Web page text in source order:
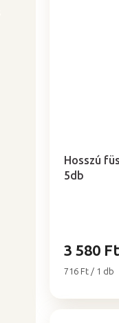
Hosszú
5db
átlagos
értékelése
3 580 Ft
Egységár:
716 Ft / 1 db